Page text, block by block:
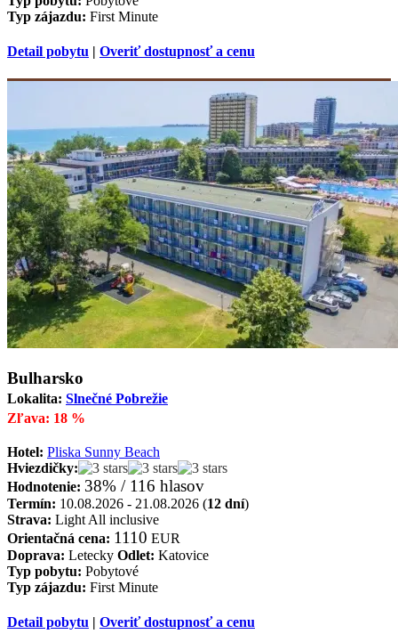
Typ zájazdu: First Minute
Detail pobytu | Overiť dostupnosť a cenu
Bulharsko
Lokalita: Slnečné Pobrežie
Zľava: 18 %
Hotel: Pliska Sunny Beach
Hviezdičky:
Hodnotenie: 38% / 116 hlasov
Termín: 10.08.2026 - 21.08.2026 (12 dní)
Strava: Light All inclusive
Orientačná cena: 1110 EUR
Doprava: Letecky Odlet: Katovice
Typ pobytu: Pobytové
Typ zájazdu: First Minute
Detail pobytu | Overiť dostupnosť a cenu